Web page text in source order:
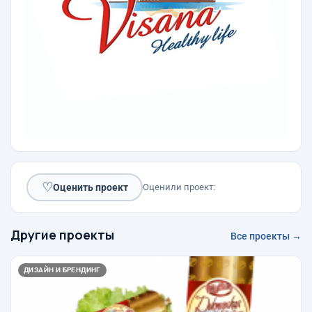
♡Оценить проект Оценили проект:
Другие проекты Все проекты →
ДИЗАЙН И БРЕНДИНГ